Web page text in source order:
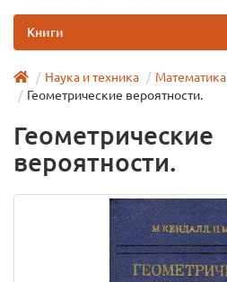
Книги
Наука и техника
Математика
Геометрические вероятности.
Геометрические
вероятности.